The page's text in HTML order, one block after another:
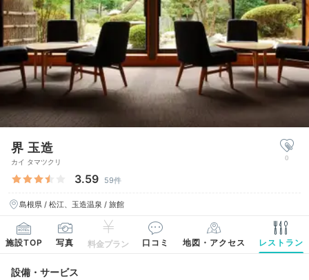
界 玉造
カイ タマツクリ
3.59 59件
島根県 / 松江、玉造温泉 / 旅館
0
施設TOP 写真 料金プラン 口コミ 地図・アクセス レストラン
設備・サービス